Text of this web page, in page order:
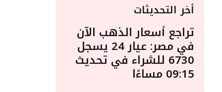
أخر التحديثات
تراجع أسعار الذهب الآن
في مصر: عيار 24 يسجل
6730 للشراء في تحديث
09:15 مساءًا